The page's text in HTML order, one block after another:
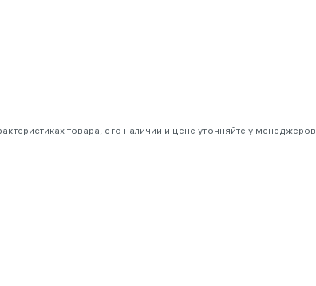
товара, его наличии и цене уточняйте у менеджеров.